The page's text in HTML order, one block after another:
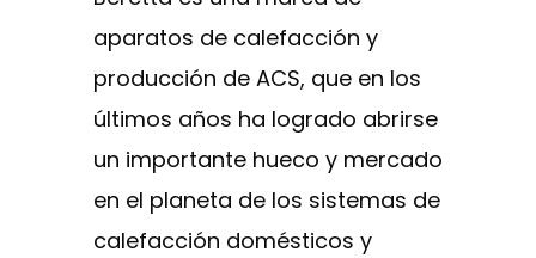
aparatos de calefacción y
producción de ACS, que en los
últimos años ha logrado abrirse
un importante hueco y mercado
en el planeta de los sistemas de
calefacción domésticos y